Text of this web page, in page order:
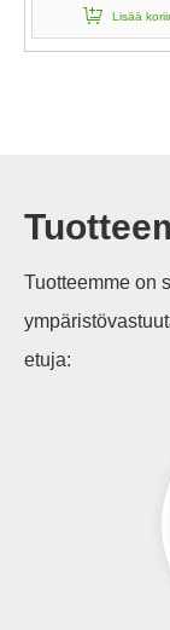
Lisää
Tuotteemme on
etuja: